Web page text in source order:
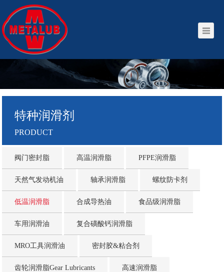
特种润滑剂
PRODUCT
阀门密封脂 高温润滑脂 PFPE润滑脂
天然气发动机油 轴承润滑脂 螺纹防卡剂
低温润滑脂 合成导热油 食品级润滑脂
车用润滑油 复合磺酸钙润滑脂
MRO工具润滑油 密封胶&粘合剂
齿轮润滑脂Gear Lubricants 高速润滑脂